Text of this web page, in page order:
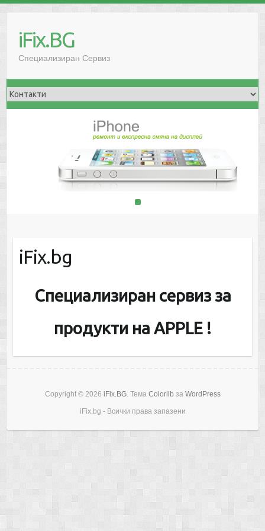
iFix.BG
Специализиран Сервиз
2
iFix.bg
Специализиран сервиз за
продукти на APPLE !
Copyright © 2026 iFix.BG. Тема Colorlib за WordPress
iFix.bg - Всички права запазени